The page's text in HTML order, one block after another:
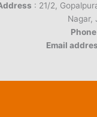
: 21/2,
Nagar,
Email